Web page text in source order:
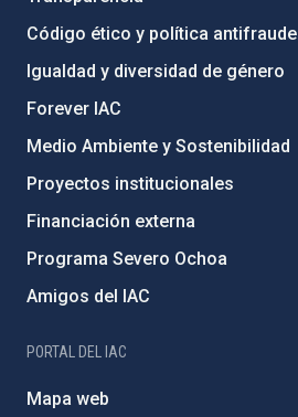
Código ético y política antifraude
Igualdad y diversidad de género
Forever IAC
Medio Ambiente y Sostenibilidad
Proyectos institucionales
Financiación externa
Programa Severo Ochoa
Amigos del IAC
PORTAL DEL IAC
Mapa web